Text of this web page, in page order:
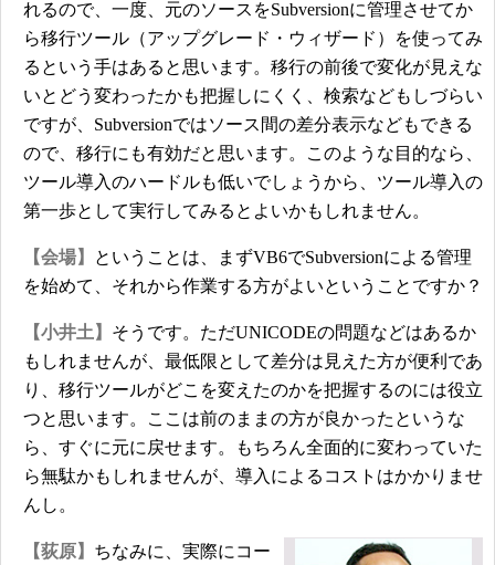
れるので、一度、元のソースをSubversionに管理させてか
ら移行ツール（アップグレード・ウィザード）を使ってみ
るという手はあると思います。移行の前後で変化が見えな
いとどう変わったかも把握しにくく、検索などもしづらい
ですが、Subversionではソース間の差分表示などもできる
ので、移行にも有効だと思います。このような目的なら、
ツール導入のハードルも低いでしょうから、ツール導入の
第一歩として実行してみるとよいかもしれません。
【会場】
ということは、まずVB6でSubversionによる管理
を始めて、それから作業する方がよいということですか？
【小井土】 そうです。ただUNICODEの問題などはあるか
もしれませんが、最低限として差分は見えた方が便利であ
り、移行ツールがどこを変えたのかを把握するのには役立
つと思います。ここは前のままの方が良かったというな
ら、すぐに元に戻せます。もちろん全面的に変わっていた
ら無駄かもしれませんが、導入によるコストはかかりませ
んし。
【荻原】 ちなみに、実際にコー